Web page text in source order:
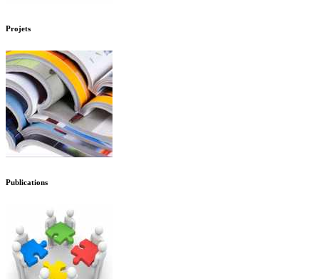
Projets
Publications